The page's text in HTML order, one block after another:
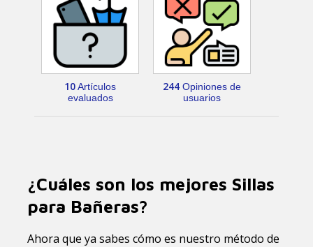
10Artículos
evaluados
244 Opiniones de
usuarios
¿Cuáles son los mejores Sillas
para Bañeras?
Ahora que ya sabes cómo es nuestro método de